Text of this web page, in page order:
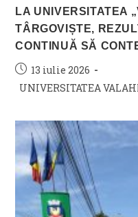
LA UNIVERSITATEA
TÂRGOVIȘTE,
CONTINUĂ SĂ
Post
published:
13 iulie 2026
Post
UNIVERSITATEA